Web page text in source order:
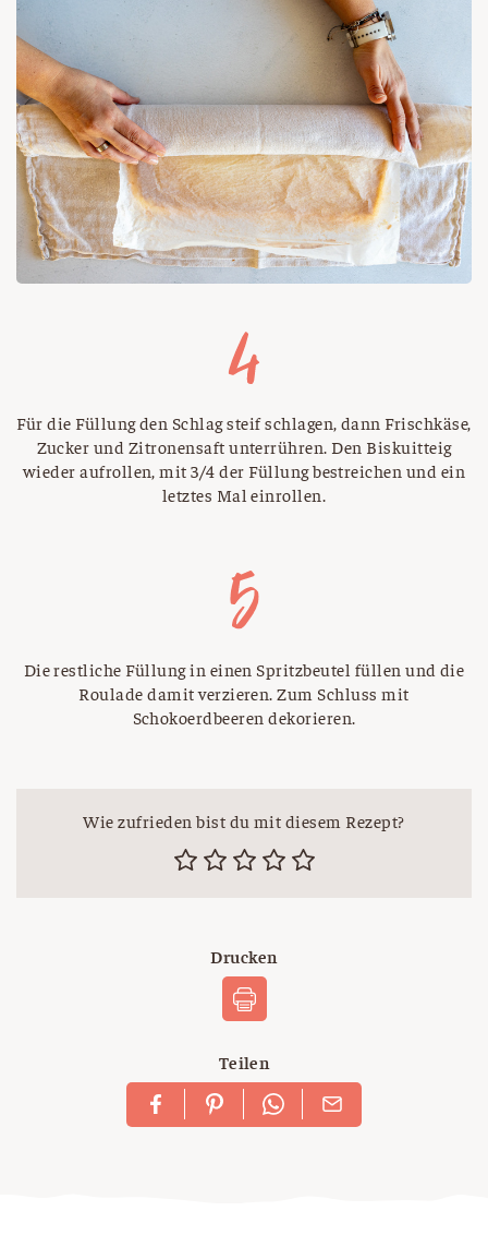
Für die Füllung den Schlag steif schlagen, dann Frischkäse,
Zucker und Zitronensaft unterrühren. Den Biskuitteig
wieder aufrollen, mit 3/4 der Füllung bestreichen und ein
letztes Mal einrollen.
Die restliche Füllung in einen Spritzbeutel füllen und die
Roulade damit verzieren. Zum Schluss mit
Schokoerdbeeren dekorieren.
Wie zufrieden bist du mit diesem Rezept?
Drucken
Teilen